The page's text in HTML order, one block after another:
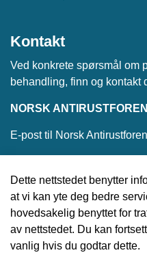
Kontakt
Ved konkrete spørsmål om
behandling, finn og kontakt
NORSK
E-post til Norsk
© 2026 Norsk Antirustforening
Utviklet avUpday
Dette nettstedet benytter
at vi kan yte deg bedre
hovedsakelig benyttet for
av nettstedet. Du kan
vanlig hvis du godtar dette.